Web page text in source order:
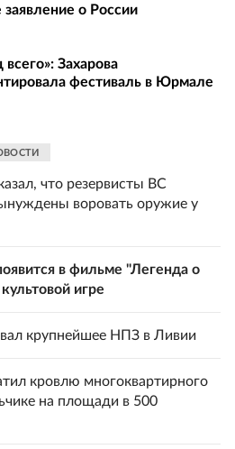
о России
Захарова
фестиваль в Юрмале
что резервисты ВС
воровать оружие у
в фильме "Легенда о
игре
крупнейшее НПЗ в Ливии
кровлю многоквартирного
на площади в 500